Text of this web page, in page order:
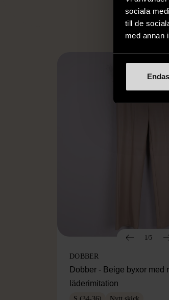
sociala
till de
med annan
1/5
DOBBER
Dobber - Beige byxor med
läderimitation